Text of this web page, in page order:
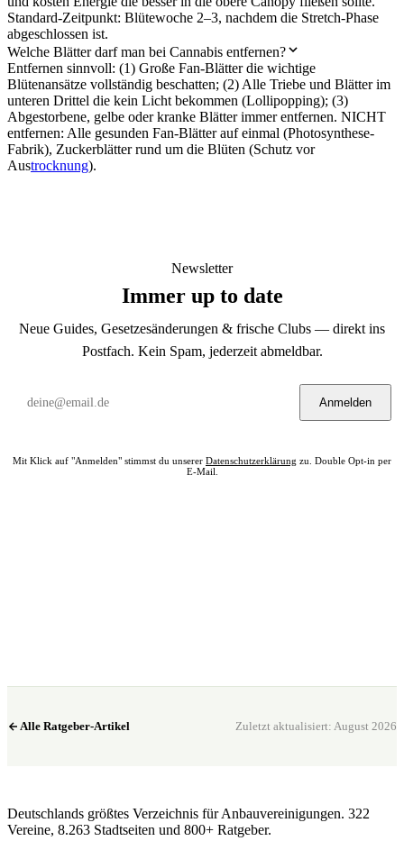
Standard-Zeitpunkt: Blütewoche 2–3, nachdem die Stretch-Phase
abgeschlossen ist.
Welche Blätter darf man bei Cannabis entfernen?
Entfernen sinnvoll: (1) Große Fan-Blätter die wichtige
Blütenansätze vollständig beschatten; (2) Alle Triebe und Blätter im
unteren Drittel die kein Licht bekommen (Lollipopping); (3)
Abgestorbene, gelbe oder kranke Blätter immer entfernen. NICHT
entfernen: Alle gesunden Fan-Blätter auf einmal (Photosynthese-
Fabrik), Zuckerblätter rund um die Blüten (Schutz vor
Austrocknung).
Newsletter
Immer up to date
Neue Guides, Gesetzesänderungen & frische Clubs — direkt ins
Postfach. Kein Spam, jederzeit abmeldbar.
Anmelden
Mit Klick auf "Anmelden" stimmst du unserer Datenschutzerklärung zu. Double Opt-in per
E-Mail.
Alle Ratgeber-Artikel Zuletzt aktualisiert: August 2026
Deutschlands größtes Verzeichnis für Anbauvereinigungen. 322
Vereine, 8.263 Stadtseiten und 800+ Ratgeber.